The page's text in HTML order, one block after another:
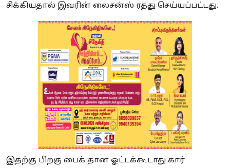
சிக்கியதால் இவரின் லைசன்ஸ் ரத்து செய்யப்பட்டது.
இதற்கு பிறகு பைக் தான ஓட்டக்கூடாது கார்